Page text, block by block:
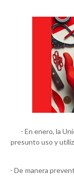
- En enero, la
presunto uso y
- De manera